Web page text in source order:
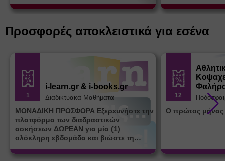
Προσφορές αποκλειστικά για εσένα
1
i-learn.gr & i-books.gr
Διαδικτυακά Μαθήματα
ΜΟΝΑΔΙΚΗ ΠΡΟΣΦΟΡΑ Εξερευνήστε την
πλατφόρμα των διαδραστικών
ασκήσεων ΔΩΡΕΑΝ για μία (1)
ολόκληρη εβδομάδα και βιώστε τη
μοναδική εμπειρία εκμάθησης του i-
learn.gr* * Αφορά νέες εγγραφές
12
Ο πρώτος